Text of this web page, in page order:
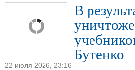
В
Бутенко
22 июля 2026, 23:16